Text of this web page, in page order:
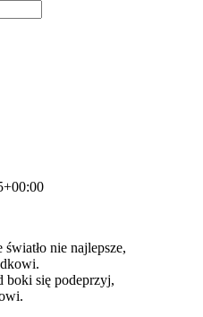
nie najlepsze,
boki się podeprzyj,